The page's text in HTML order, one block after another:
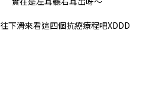
下滑來看這四個抗癌療程吧XDDD